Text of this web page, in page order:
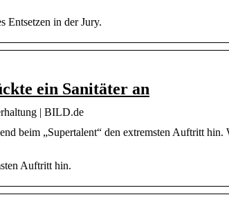
Entsetzen in der Jury.
ein Sanitäter an
| BILD.de
beim „Supertalent“ den extremsten Auftritt
Auftritt hin.